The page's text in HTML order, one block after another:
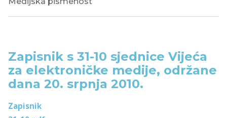
Zapisnik s 31-10 sjednice Vijeća
za elektroničke medije, održane
dana 20. srpnja 2010.
Zapisnik